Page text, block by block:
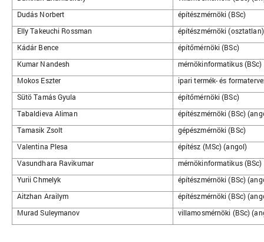
Dudás Norbert
építészmérnöki (BSc)
Elly Takeuchi Rossman
építészmérnöki
Kádár Bence
építőmérnöki (BSc)
Kumar Nandesh
mérnökinformatikus
Mokos Eszter
ipari termék- és
Sütö Tamás Gyula
építőmérnöki (BSc)
Tabaldieva Aliman
építészmérnöki (BSc)
Tamasik Zsolt
gépészmérnöki (BSc)
Valentina Plesa
építész (MSc) (angol)
Vasundhara Ravikumar
mérnökinformatikus
Yurii Chmelyk
építészmérnöki (BSc)
Aitzhan Arailym
építészmérnöki (BSc)
Murad Suleymanov
villamosmérnöki (BSc)